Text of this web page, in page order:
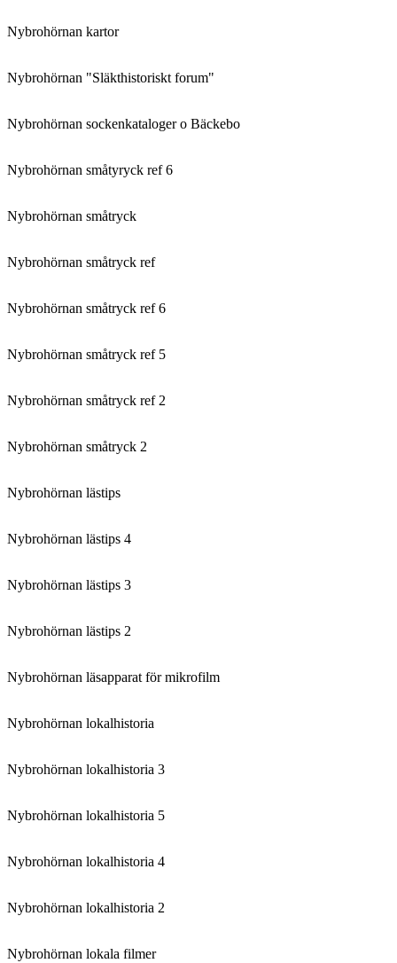
Nybrohörnan kartor
Nybrohörnan "Släkthistoriskt forum"
Nybrohörnan sockenkataloger o Bäckebo
Nybrohörnan småtyryck ref 6
Nybrohörnan småtryck
Nybrohörnan småtryck ref
Nybrohörnan småtryck ref 6
Nybrohörnan småtryck ref 5
Nybrohörnan småtryck ref 2
Nybrohörnan småtryck 2
Nybrohörnan lästips
Nybrohörnan lästips 4
Nybrohörnan lästips 3
Nybrohörnan lästips 2
Nybrohörnan läsapparat för mikrofilm
Nybrohörnan lokalhistoria
Nybrohörnan lokalhistoria 3
Nybrohörnan lokalhistoria 5
Nybrohörnan lokalhistoria 4
Nybrohörnan lokalhistoria 2
Nybrohörnan lokala filmer